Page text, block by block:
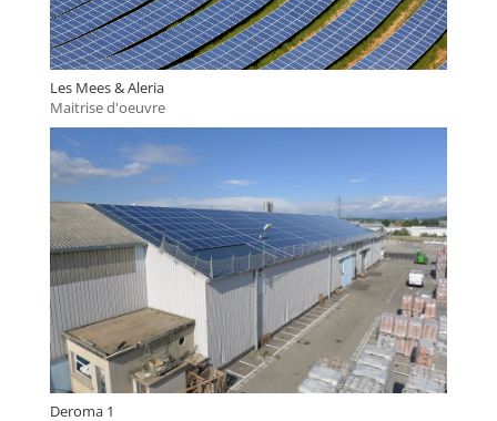
Les Mees & Aleria
Maitrise d'oeuvre
Deroma 1